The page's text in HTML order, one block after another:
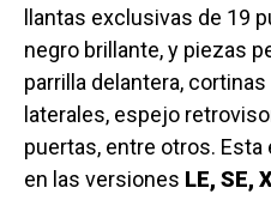
llantas exclusivas de 19
negro brillante, y piezas
parrilla delantera,
laterales, espejo
puertas, entre otros.
en las versiones LE, SE,